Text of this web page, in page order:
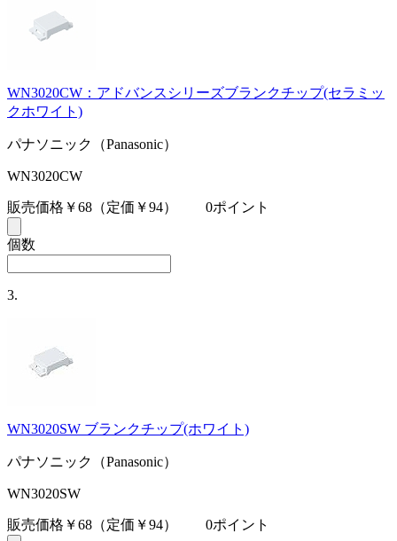
WN3020CW：アドバンスシリーズブランクチップ(セラミッ
クホワイト)
パナソニック（Panasonic）
WN3020CW
販売価格￥68 （定価￥94） 0ポイント
個数
3.
WN3020SW ブランクチップ(ホワイト)
パナソニック（Panasonic）
WN3020SW
販売価格￥68 （定価￥94） 0ポイント